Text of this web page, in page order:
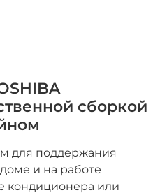
сборкой
для поддержания
и на работе
кондиционера или